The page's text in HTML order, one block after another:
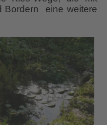
Bordern eine weitere